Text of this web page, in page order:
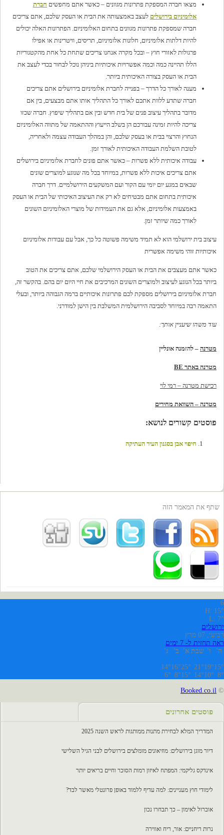
מצאו חברה המספקת פתרונות מגוונים – כאשר אתם מחפשים חברת
אלומיניום בירושלים לעצב באמצעותה את הבית או העסק שלכם, אתם צריכים
חברה שמספקת פתרונות מגוונים בתחום האלומיניום. הפתרונות האלה יכולים
להיות דלתות אלומיניום, חלונות אלומיניום, תריסים, וויטרינות או אפילו
פרגולות לאזורי חוץ – ובכל מקרה אנחנו צריכים שתחת כל אחת מהקטגוריות
הללו תהיינה כמה וכמה אפשרויות איכותיות ביניהן נוכל לבחור בכדי לעצב את
הבית או העסק בצורה האיכותית ביותר.
מענה לאורך כל הדרך – בפנייה לחברת אלומיניום בירושלים אתם צריכים
חברה שתדע ללוות אתכם לאורך כל התהליך אותו אתם מבצעים, בין אם
מדובר בתהליך עיצוב פנים של בית חדש ובין אם בתהליך שיפוץ. חברה שכזו
צריכה להיות זמינה עבורכם הן בשלב הייעוץ וההתאמה של מתווה האלומיניום
הנחוץ והרצוי בבית או בעסק שלכם, והן במהלך העבודה עצמה ולאחריה,
לטובת השלמת העבודה האיכותית לאורך זמן.
עבודה איכותית ללא פשרות – כאשר אתם פונים לחברת אלומיניום בירושלים
אתם צריכים איכות ללא פשרות, במיוחד בכל מה שנוגע למוצרים שונים
שבאים במגע יום יומי עם הקור ועם המשקעים הירושלמיים. דרך חברה
איכותית בתחום אתם מבטיחים לא רק את העיצוב האיכותי של הבית או העסק
באמצעות אלומיניום, אלא גם את העמידות של מוצרי האלומיניום השונים
לאורך כמה שיותר זמן.
עיצוב בית ירושלמי הוא לא תמיד משימה פשוטה כל כך, אבל עם עבודות אלומיניום
איכותיות זוהי משימה אפשרית
כאשר אתם מעצבים את הבית או העסק הירושלמי שלכם, אתם צריכים את הטוב
ביותר בכל הנוגע לעיצוב ולמוצרים השונים המרכיבים את חיי היום יום בהם. בהקשר זה,
חברת אלומיניום בירושלים מספקת לכם פתרונות איכותיים ברמה הגבוהה ביותר, ובעלי
התאמה רבה במיוחד לסביבה הירושלמית המשלבת בין הישן למודרני.
עוד משהו שיעניין אותך:
מטרנה – להזמנה אונליין
מטרנה באתר BE
רכישת מטרנה – רמי לוי
מטרנה – השוואת מחירים
פוסטים קשורים לנושא:
חיפוי אבן בסגנון העיר העתיקה
שתף את המאמר הזה
6
H: 15°
L: 7°
ירושלים
רביעי, 07 מרץ
ראה תחזית ל- 7 ימים
ה'
ו' שבת א' ב' ג'
15°
19°
21°
25°
16°
14°
8°
10°
14°
15°
8°
6°
©
Booked.co.il
פוסטים אחרונים
המדריך המלא לבחירת מתנות ממותגות לראש השנה 2025
דיור מוגן בירושלים: מוזיאונים מומלצים בירושלים לבני הגיל השלישי
אינדקס גליקמי: המפתח לאיזון רמות הסוכר וחיים בריאים יותר
לימודי חוץ מעניינים: למה עדיף ללמוד באופן פרונטלי מאשר לבד?
אוברול לאימון – כך תבחרו נכון
נרות ריחניים: אור, ריח ואווירה